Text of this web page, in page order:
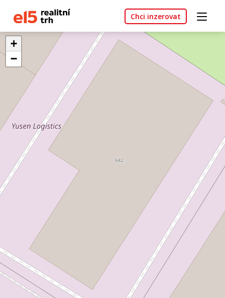
Chci inzerovat
+
−